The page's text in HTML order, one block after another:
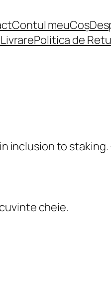
Contul meuCoș
Politica de
inclusion to staking.
cheie.